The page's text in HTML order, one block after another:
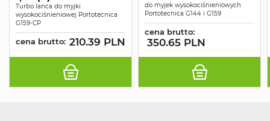
Turbo lanca do myjki
wysokociśnieniowej Portotecnica
G159-CP
cena brutto: 210.39 PLN
do myjek wysokociśnieniowych
Portotecnica G144 i G159
cena brutto:
350.65 PLN